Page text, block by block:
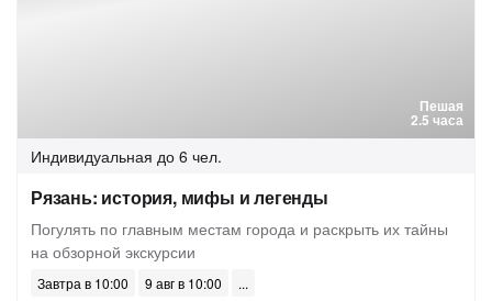
Пешая
2.5 часа
Индивидуальная до 6 чел.
Рязань: история, мифы и легенды
Погулять по главным местам города и раскрыть их тайны
на обзорной экскурсии
Завтра в 10:00
9 авг в 10:00